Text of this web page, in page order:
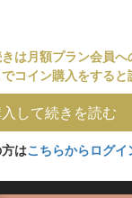
は月額プラン会員へ
コイン購入をすると
して続きを読む
はこちらからログイ